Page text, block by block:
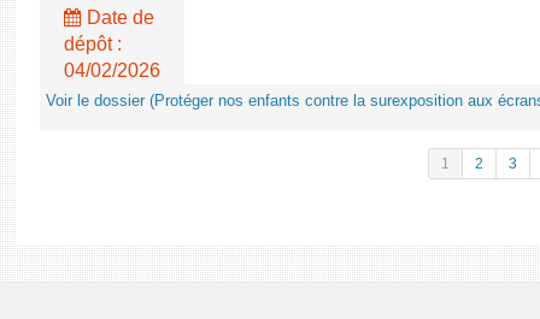
Date de
dépôt :
04/02/2026
Voir le dossier (Protéger nos enfants contre la surexposition aux
1 2 3